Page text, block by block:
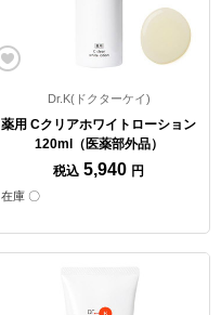
Dr.K(ドクターケイ)
薬用 Cクリアホワイトローション
120ml（医薬部外品）
税込 5,940 円
在庫 〇